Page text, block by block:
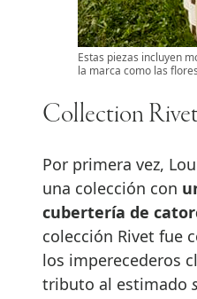
Estas piezas incluyen
la marca como las
Collection
Por primera vez,
una colección con
cubertería de
colección Rivet fue
los imperecederos
tributo al estimado